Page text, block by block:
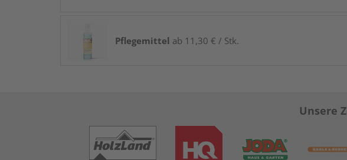
Pflegemittel ab 11,30 € / Stk.
Unsere